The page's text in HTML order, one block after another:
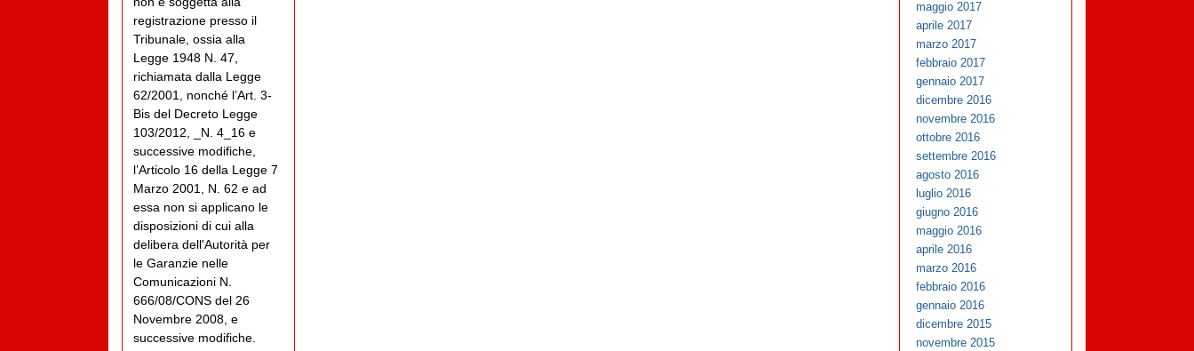
registrazione presso il
Tribunale, ossia alla
Legge 1948 N. 47,
richiamata dalla Legge
62/2001, nonché l’Art. 3-
Bis del Decreto Legge
103/2012, _N. 4_16 e
successive modifiche,
l’Articolo 16 della Legge 7
Marzo 2001, N. 62 e ad
essa non si applicano le
disposizioni di cui alla
delibera dell'Autorità per
le Garanzie nelle
Comunicazioni N.
666/08/CONS del 26
Novembre 2008, e
successive modifiche.
maggio 2017
aprile 2017
marzo 2017
febbraio 2017
gennaio 2017
dicembre 2016
novembre 2016
ottobre 2016
settembre 2016
agosto 2016
luglio 2016
giugno 2016
maggio 2016
aprile 2016
marzo 2016
febbraio 2016
gennaio 2016
dicembre 2015
novembre 2015